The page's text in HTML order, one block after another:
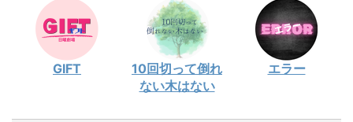
GIFT
10回切って倒れ
ない木はない
エラー